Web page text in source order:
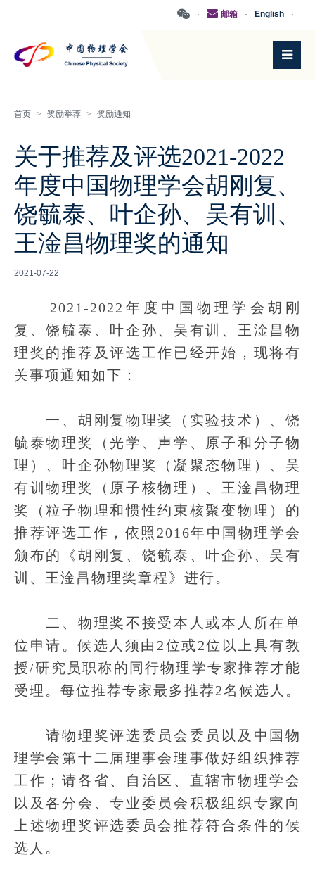
·
English
·
邮箱
·
首页 > 奖励举荐 > 奖励通知
关于推荐及评选2021-2022
年度中国物理学会胡刚复、
饶毓泰、叶企孙、吴有训、
王淦昌物理奖的通知
2021-07-22
2021-2022年度中国物理学会胡刚
复、饶毓泰、叶企孙、吴有训、王淦昌物
理奖的推荐及评选工作已经开始，现将有
关事项通知如下：
一、胡刚复物理奖（实验技术）、饶
毓泰物理奖（光学、声学、原子和分子物
理）、叶企孙物理奖（凝聚态物理）、吴
有训物理奖（原子核物理）、王淦昌物理
奖（粒子物理和惯性约束核聚变物理）的
推荐评选工作，依照2016年中国物理学会
颁布的《胡刚复、饶毓泰、叶企孙、吴有
训、王淦昌物理奖章程》进行。
二、物理奖不接受本人或本人所在单
位申请。候选人须由2位或2位以上具有教
授/研究员职称的同行物理学专家推荐才能
受理。每位推荐专家最多推荐2名候选人。
请物理奖评选委员会委员以及中国物
理学会第十二届理事会理事做好组织推荐
工作；请各省、自治区、直辖市物理学会
以及各分会、专业委员会积极组织专家向
上述物理奖评选委员会推荐符合条件的候
选人。